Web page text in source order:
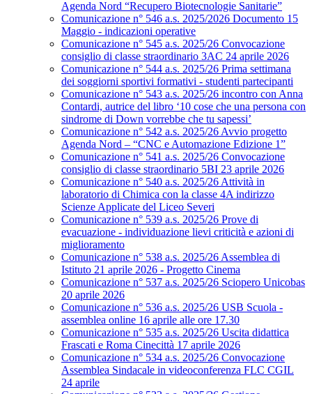
Agenda Nord “Recupero Biotecnologie Sanitarie”
Comunicazione n° 546 a.s. 2025/2026 Documento 15
Maggio - indicazioni operative
Comunicazione n° 545 a.s. 2025/26 Convocazione
consiglio di classe straordinario 3AC 24 aprile 2026
Comunicazione n° 544 a.s. 2025/26 Prima settimana
dei soggiorni sportivi formativi - studenti partecipanti
Comunicazione n° 543 a.s. 2025/26 incontro con Anna
Contardi, autrice del libro ‘10 cose che una persona con
sindrome di Down vorrebbe che tu sapessi’
Comunicazione n° 542 a.s. 2025/26 Avvio progetto
Agenda Nord – “CNC e Automazione Edizione 1”
Comunicazione n° 541 a.s. 2025/26 Convocazione
consiglio di classe straordinario 5BI 23 aprile 2026
Comunicazione n° 540 a.s. 2025/26 Attività in
laboratorio di Chimica con la classe 4A indirizzo
Scienze Applicate del Liceo Severi
Comunicazione n° 539 a.s. 2025/26 Prove di
evacuazione - individuazione lievi criticità e azioni di
miglioramento
Comunicazione n° 538 a.s. 2025/26 Assemblea di
Istituto 21 aprile 2026 - Progetto Cinema
Comunicazione n° 537 a.s. 2025/26 Sciopero Unicobas
20 aprile 2026
Comunicazione n° 536 a.s. 2025/26 USB Scuola -
assemblea online 16 aprile alle ore 17.30
Comunicazione n° 535 a.s. 2025/26 Uscita didattica
Frascati e Roma Cinecittà 17 aprile 2026
Comunicazione n° 534 a.s. 2025/26 Convocazione
Assemblea Sindacale in videoconferenza FLC CGIL
24 aprile